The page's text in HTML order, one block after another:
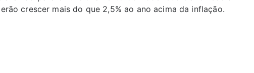
crescer mais do que 2,5% ao ano acima da inflação.